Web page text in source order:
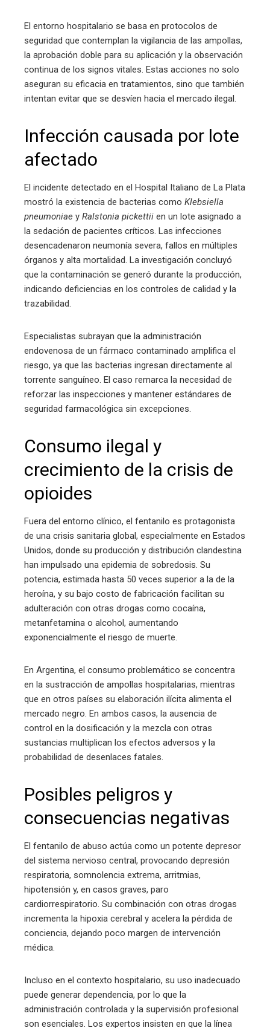
El entorno hospitalario se basa en protocolos de
seguridad que contemplan la vigilancia de las ampollas,
la aprobación doble para su aplicación y la observación
continua de los signos vitales. Estas acciones no solo
aseguran su eficacia en tratamientos, sino que también
intentan evitar que se desvíen hacia el mercado ilegal.
Infección causada por lote
afectado
El incidente detectado en el Hospital Italiano de La Plata
mostró la existencia de bacterias como Klebsiella
pneumoniae y Ralstonia pickettii en un lote asignado a
la sedación de pacientes críticos. Las infecciones
desencadenaron neumonía severa, fallos en múltiples
órganos y alta mortalidad. La investigación concluyó
que la contaminación se generó durante la producción,
indicando deficiencias en los controles de calidad y la
trazabilidad.
Especialistas subrayan que la administración
endovenosa de un fármaco contaminado amplifica el
riesgo, ya que las bacterias ingresan directamente al
torrente sanguíneo. El caso remarca la necesidad de
reforzar las inspecciones y mantener estándares de
seguridad farmacológica sin excepciones.
Consumo ilegal y
crecimiento de la crisis de
opioides
Fuera del entorno clínico, el fentanilo es protagonista
de una crisis sanitaria global, especialmente en Estados
Unidos, donde su producción y distribución clandestina
han impulsado una epidemia de sobredosis. Su
potencia, estimada hasta 50 veces superior a la de la
heroína, y su bajo costo de fabricación facilitan su
adulteración con otras drogas como cocaína,
metanfetamina o alcohol, aumentando
exponencialmente el riesgo de muerte.
En Argentina, el consumo problemático se concentra
en la sustracción de ampollas hospitalarias, mientras
que en otros países su elaboración ilícita alimenta el
mercado negro. En ambos casos, la ausencia de
control en la dosificación y la mezcla con otras
sustancias multiplican los efectos adversos y la
probabilidad de desenlaces fatales.
Posibles peligros y
consecuencias negativas
El fentanilo de abuso actúa como un potente depresor
del sistema nervioso central, provocando depresión
respiratoria, somnolencia extrema, arritmias,
hipotensión y, en casos graves, paro
cardiorrespiratorio. Su combinación con otras drogas
incrementa la hipoxia cerebral y acelera la pérdida de
conciencia, dejando poco margen de intervención
médica.
Incluso en el contexto hospitalario, su uso inadecuado
puede generar dependencia, por lo que la
administración controlada y la supervisión profesional
son esenciales. Los expertos insisten en que la línea